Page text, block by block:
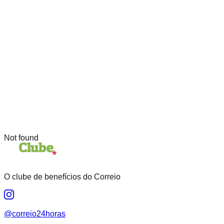
Not found
O clube de benefícios do Correio
@correio24horas